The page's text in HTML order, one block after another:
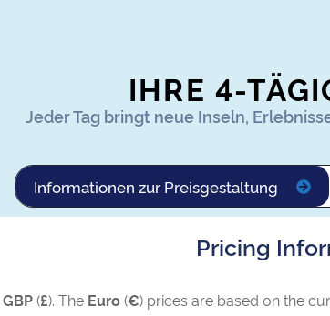
IHRE 4-
Jeder Tag bringt neue Inseln,
Informationen zur Preisgestaltung
Pricing
GBP(£). The Euro(€) prices are based on the